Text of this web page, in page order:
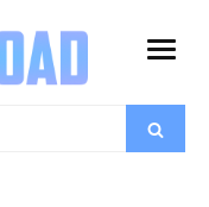
open
Search